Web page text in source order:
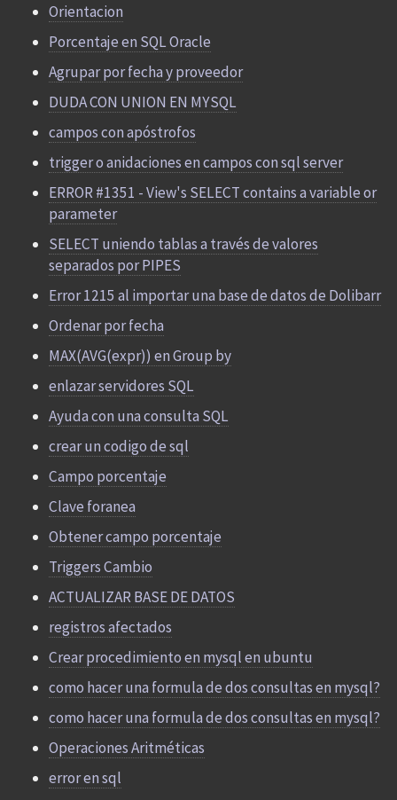
Orientacion
Porcentaje en SQL Oracle
Agrupar por fecha y proveedor
DUDA CON UNION EN MYSQL
campos con apóstrofos
trigger o anidaciones en campos con sql server
ERROR #1351 - View's SELECT contains a variable or
parameter
SELECT uniendo tablas a través de valores
separados por PIPES
Error 1215 al importar una base de datos de Dolibarr
Ordenar por fecha
MAX(AVG(expr)) en Group by
enlazar servidores SQL
Ayuda con una consulta SQL
crear un codigo de sql
Campo porcentaje
Clave foranea
Obtener campo porcentaje
Triggers Cambio
ACTUALIZAR BASE DE DATOS
registros afectados
Crear procedimiento en mysql en ubuntu
como hacer una formula de dos consultas en mysql?
como hacer una formula de dos consultas en mysql?
Operaciones Aritméticas
error en sql